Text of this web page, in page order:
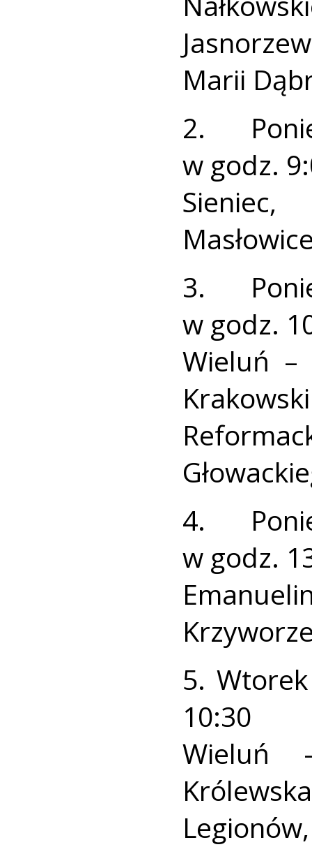
Marii
2.
w godz.
3.
w godz.
Wieluń –
4.
w godz.
5.
10:30
Wieluń